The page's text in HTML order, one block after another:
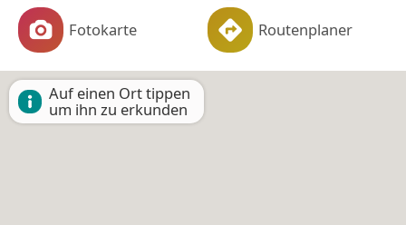
Fotokarte Routenplaner
Auf einen Ort tippen
um ihn zu erkunden